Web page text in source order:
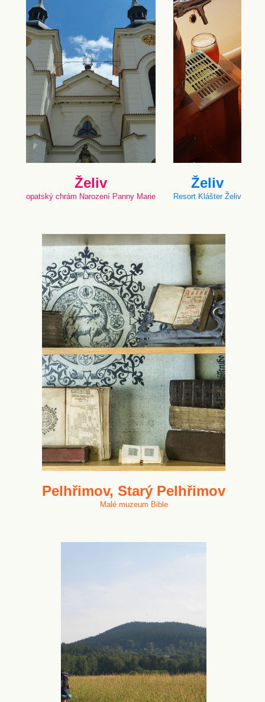
Želiv
opatský chrám Narození Panny Marie
Želiv
Resort Klášter Želiv
Pelhřimov, Starý Pelhřimov
Malé muzeum Bible